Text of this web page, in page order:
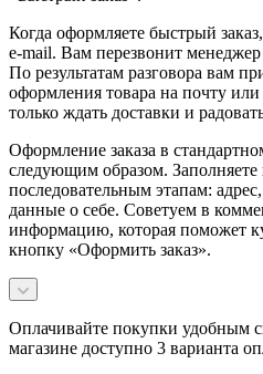
Когда оформляете быстрый
e-mail. Вам перезвонит менеджер
По результатам разговора вам
оформления товара на почту
только ждать доставки и
Оформление заказа в
следующим образом.
последовательным этапам:
данные о себе. Советуем в
информацию, которая поможет
кнопку «Оформить заказ».
Оплачивайте покупки удобным
магазине доступно 3 варианта